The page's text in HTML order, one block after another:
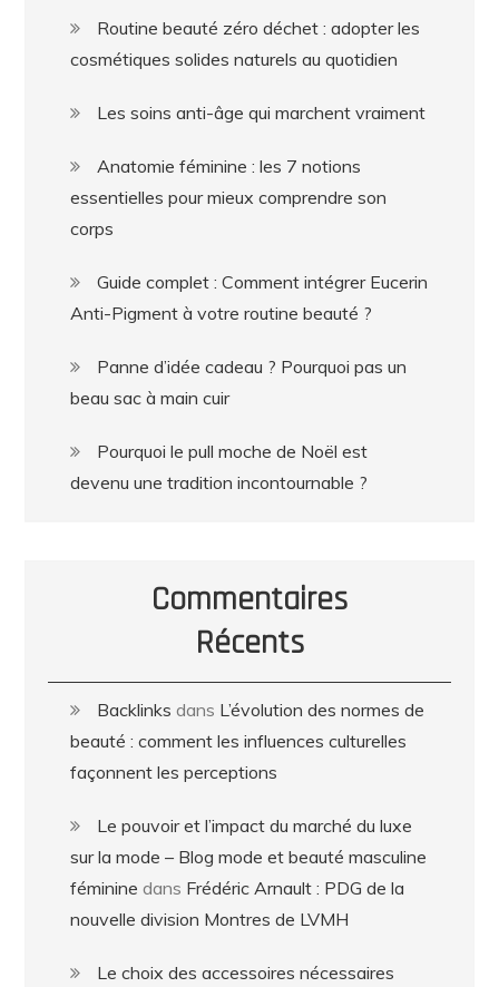
Routine beauté zéro déchet : adopter les
cosmétiques solides naturels au quotidien
Les soins anti-âge qui marchent vraiment
Anatomie féminine : les 7 notions
essentielles pour mieux comprendre son
corps
Guide complet : Comment intégrer Eucerin
Anti-Pigment à votre routine beauté ?
Panne d’idée cadeau ? Pourquoi pas un
beau sac à main cuir
Pourquoi le pull moche de Noël est
devenu une tradition incontournable ?
Commentaires
Récents
Backlinks dans L’évolution des normes de
beauté : comment les influences culturelles
façonnent les perceptions
Le pouvoir et l’impact du marché du luxe
sur la mode – Blog mode et beauté masculine
féminine dans Frédéric Arnault : PDG de la
nouvelle division Montres de LVMH
Le choix des accessoires nécessaires